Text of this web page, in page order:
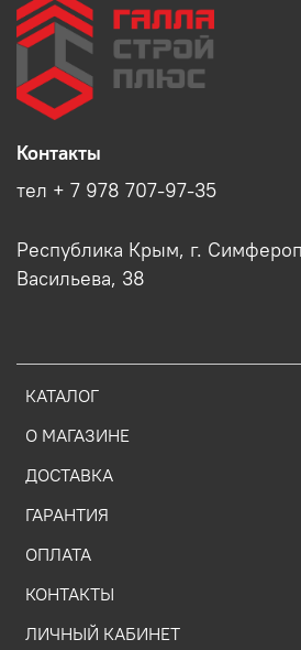
КАТАЛОГ
О МАГАЗИНЕ
ДОСТАВКА
ГАРАНТИЯ
ОПЛАТА
КОНТАКТЫ
ЛИЧНЫЙ КАБИНЕТ
Контакты
тел + 7 978 707-97-35
Республика Крым, г.
Васильева, 38